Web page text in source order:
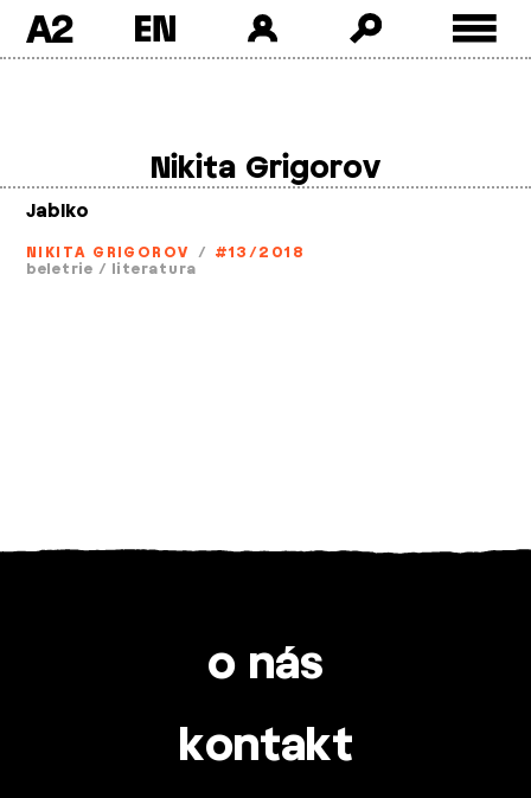
A2
Nikita Grigorov
Jablko
NIKITA GRIGOROV / #13/2018
beletrie / literatura
o nás
kontakt